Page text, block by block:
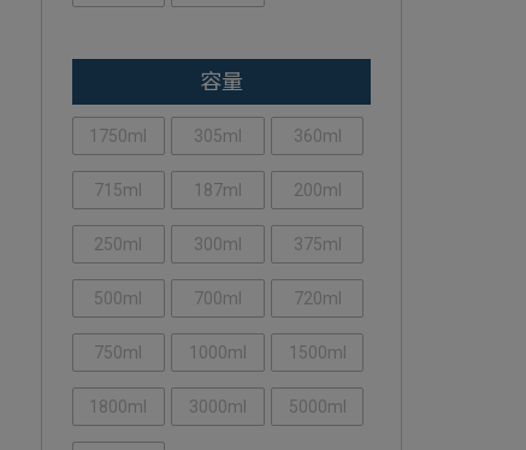
容量
1750ml 305ml 360ml
715ml 187ml 200ml
250ml 300ml 375ml
500ml 700ml 720ml
750ml 1000ml 1500ml
1800ml 3000ml 5000ml